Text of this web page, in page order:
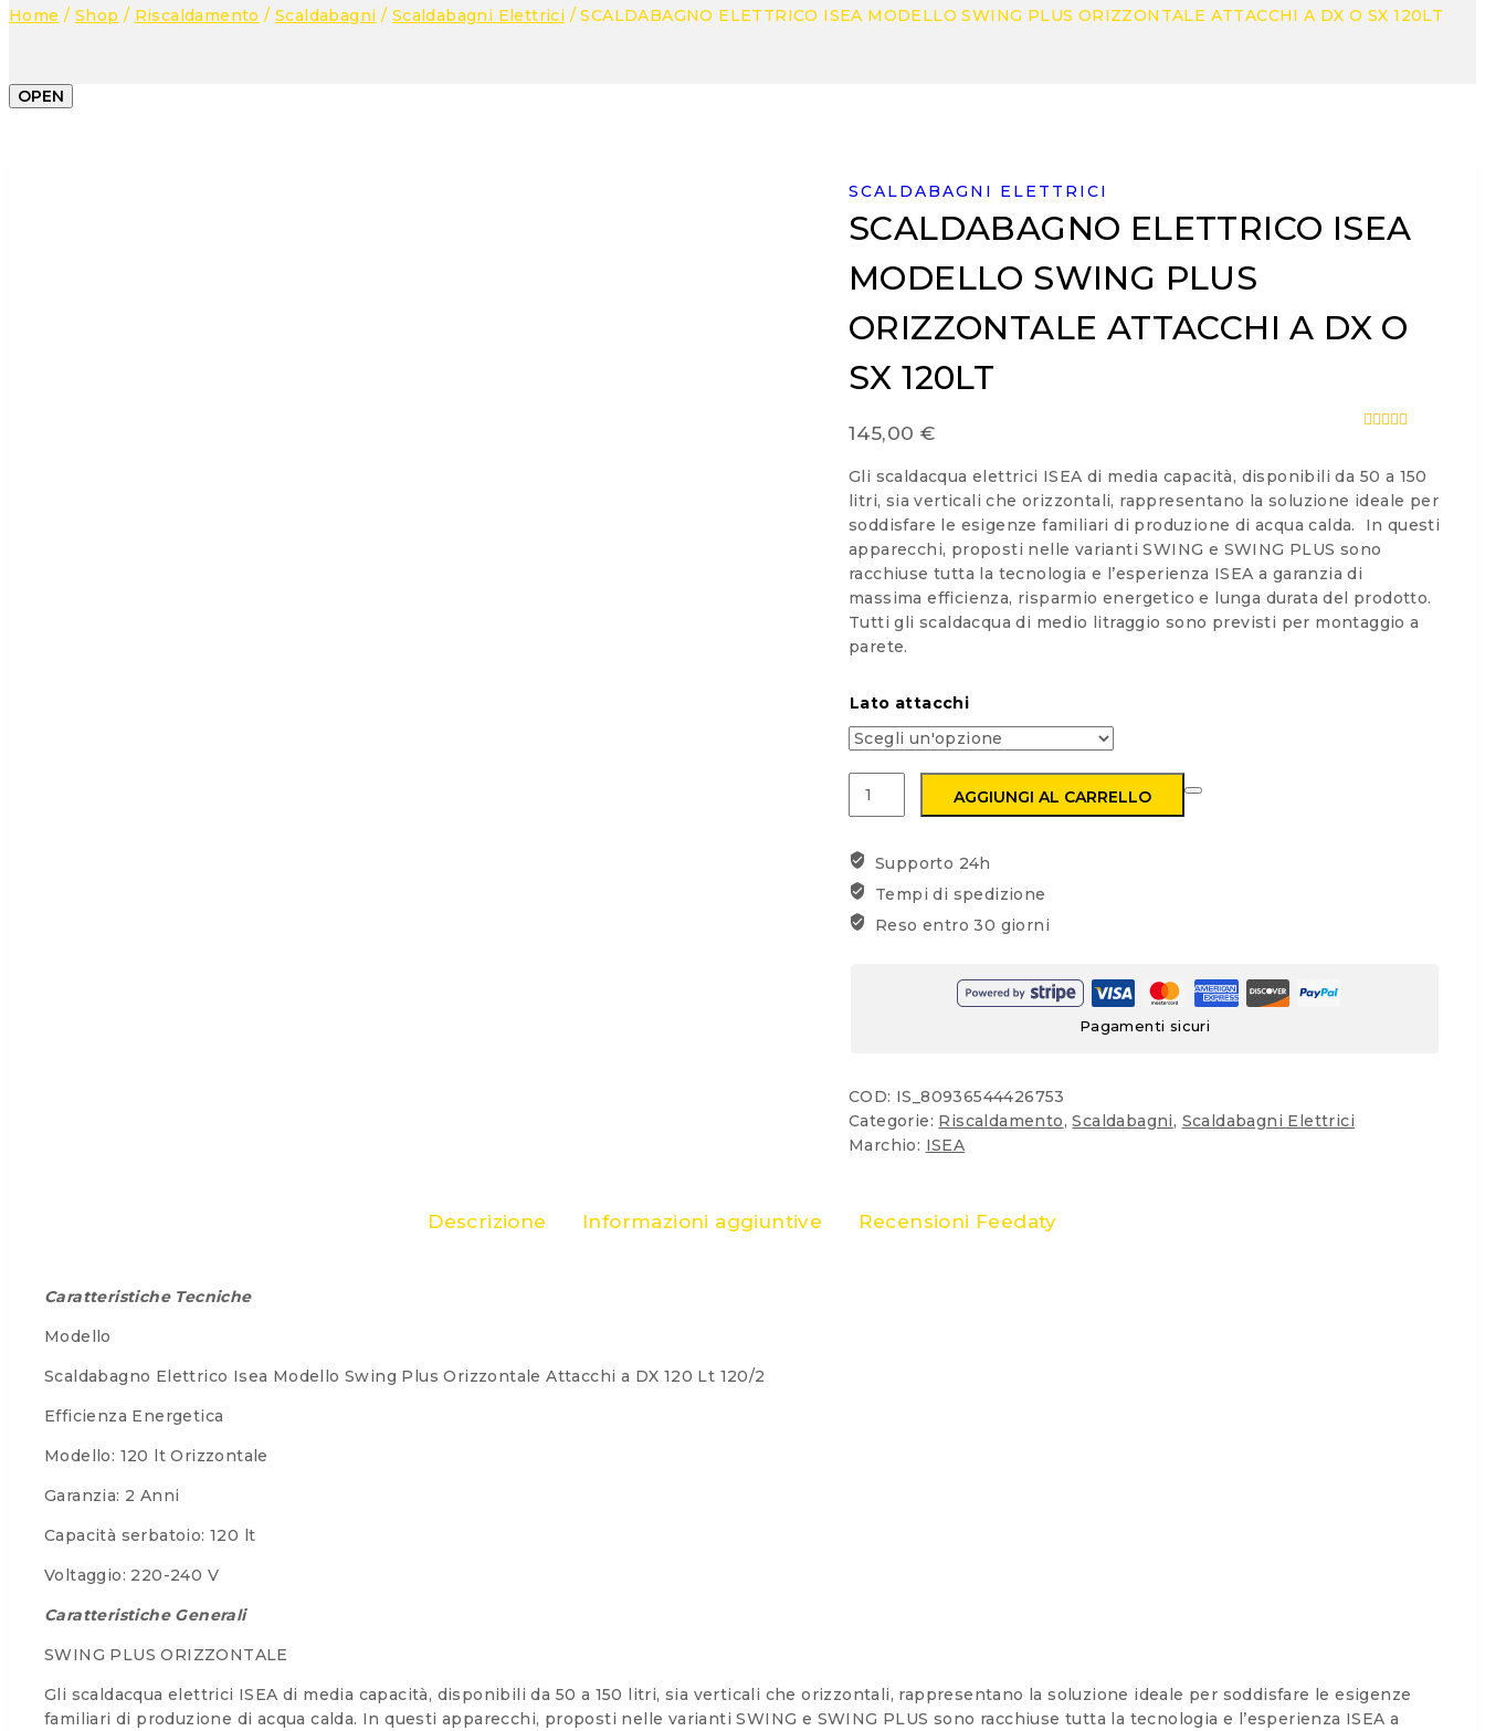
Home / Shop / Riscaldamento / Scaldabagni / Scaldabagni Elettrici / SCALDABAGNO ELETTRICO ISEA MODELLO SWING PLUS ORIZZONTALE ATTACCHI A DX O SX 120LT
OPEN
SCALDABAGNI ELETTRICI
SCALDABAGNO ELETTRICO ISEA
MODELLO SWING PLUS
ORIZZONTALE ATTACCHI A DX O
SX 120LT
of
145,00 €
Gli scaldacqua elettrici ISEA di media capacità, disponibili da 50 a 150
litri, sia verticali che orizzontali, rappresentano la soluzione ideale per
soddisfare le esigenze familiari di produzione di acqua calda. In questi
apparecchi, proposti nelle varianti SWING e SWING PLUS sono
racchiuse tutta la tecnologia e l’esperienza ISEA a garanzia di
massima efficienza, risparmio energetico e lunga durata del prodotto.
Tutti gli scaldacqua di medio litraggio sono previsti per montaggio a
parete.
Lato attacchi
MODELLO
SWING
PLUS
ORIZZONTALE
quantità
AGGIUNGI AL CARRELLO
Supporto 24h
Tempi di spedizione
Reso entro 30 giorni
Pagamenti sicuri
COD: IS_80936544426753
Categorie: Riscaldamento,Scaldabagni, Scaldabagni Elettrici
Marchio: ISEA
Descrizione Informazioni aggiuntive Recensioni Feedaty
Caratteristiche Tecniche
Modello
Scaldabagno Elettrico Isea Modello Swing Plus Orizzontale Attacchi a DX 120 Lt 120/2
Efficienza Energetica
Modello: 120 lt Orizzontale
Garanzia: 2 Anni
Capacità serbatoio: 120 lt
Voltaggio: 220-240 V
Caratteristiche Generali
SWING PLUS ORIZZONTALE
Gli scaldacqua elettrici ISEA di media capacità, disponibili da 50 a 150 litri, sia verticali che orizzontali, rappresentano la soluzione ideale per soddisfare le esigenze
familiari di produzione di acqua calda. In questi apparecchi, proposti nelle varianti SWING e SWING PLUS sono racchiuse tutta la tecnologia e l’esperienza ISEA a